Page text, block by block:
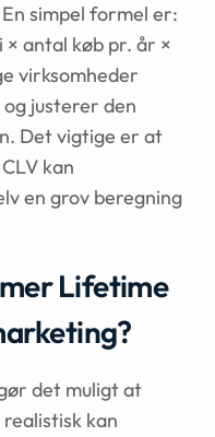
simpel formel er:
antal køb pr. år ×
virksomheder
justerer den
Det vigtige er at
kan
en grov beregning
Lifetime
det muligt at
kan